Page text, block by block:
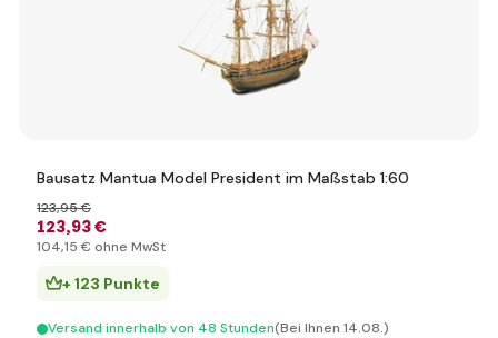
Bausatz Mantua Model President im Maßstab 1:60
123,93 €
123,95 €
104,15 € ohne MwSt
+ 123 Punkte
Versand innerhalb von 48 Stunden(Bei Ihnen 14.08.)